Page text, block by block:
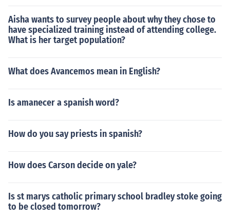
Aisha wants to survey people about why they chose to
have specialized training instead of attending college.
What is her target population?
What does Avancemos mean in English?
Is amanecer a spanish word?
How do you say priests in spanish?
How does Carson decide on yale?
Is st marys catholic primary school bradley stoke going
to be closed tomorrow?